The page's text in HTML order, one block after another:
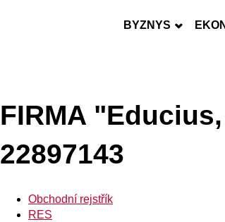
BYZNYS
FIRMA
22897143
Obchodní rejstřík
RES